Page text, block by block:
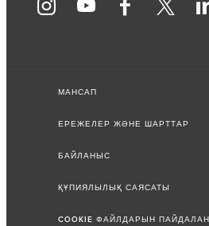
МАНСАП
ЕРЕЖЕЛЕР ЖӘНЕ ШАРТТАР
БАЙЛАНЫС
ҚҰПИЯЛЫЛЫҚ САЯСАТЫ
COOKIE ФАЙЛДАРЫН